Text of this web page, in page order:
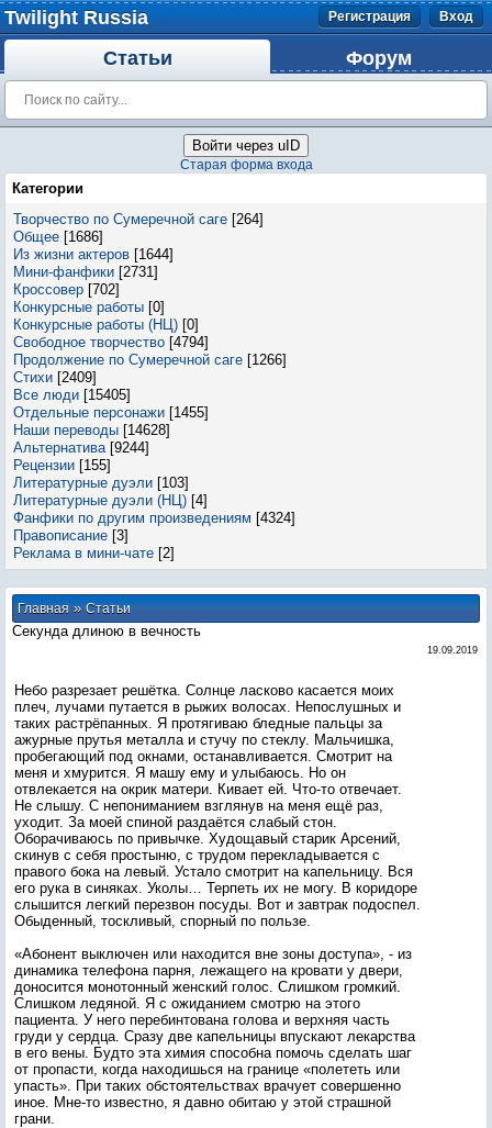
Twilight Russia Регистрация Вход
Статьи Форум
Войти через uID
Старая форма входа
Категории
Творчество по Сумеречной саге [264]
Общее [1686]
Из жизни актеров [1644]
Мини-фанфики [2731]
Кроссовер [702]
Конкурсные работы [0]
Конкурсные работы (НЦ) [0]
Свободное творчество [4794]
Продолжение по Сумеречной саге [1266]
Стихи [2409]
Все люди [15405]
Отдельные персонажи [1455]
Наши переводы [14628]
Альтернатива [9244]
Рецензии [155]
Литературные дуэли [103]
Литературные дуэли (НЦ) [4]
Фанфики по другим произведениям [4324]
Правописание [3]
Реклама в мини-чате [2]
Главная»Статьи
Секунда длиною в вечность
19.09.2019
Небо разрезает решётка. Солнце ласково касается моих
плеч, лучами путается в рыжих волосах. Непослушных и
таких растрёпанных. Я протягиваю бледные пальцы за
ажурные прутья металла и стучу по стеклу. Мальчишка,
пробегающий под окнами, останавливается. Смотрит на
меня и хмурится. Я машу ему и улыбаюсь. Но он
отвлекается на окрик матери. Кивает ей. Что-то отвечает.
Не слышу. С непониманием взглянув на меня ещё раз,
уходит. За моей спиной раздаётся слабый стон.
Оборачиваюсь по привычке. Худощавый старик Арсений,
скинув с себя простыню, с трудом перекладывается с
правого бока на левый. Устало смотрит на капельницу. Вся
его рука в синяках. Уколы… Терпеть их не могу. В коридоре
слышится легкий перезвон посуды. Вот и завтрак подоспел.
Обыденный, тоскливый, спорный по пользе.
«Абонент выключен или находится вне зоны доступа», - из
динамика телефона парня, лежащего на кровати у двери,
доносится монотонный женский голос. Слишком громкий.
Слишком ледяной. Я с ожиданием смотрю на этого
пациента. У него перебинтована голова и верхняя часть
груди у сердца. Сразу две капельницы впускают лекарства
в его вены. Будто эта химия способна помочь сделать шаг
от пропасти, когда находишься на границе «полететь или
упасть». При таких обстоятельствах врачует совершенно
иное. Мне-то известно, я давно обитаю у этой страшной
грани.